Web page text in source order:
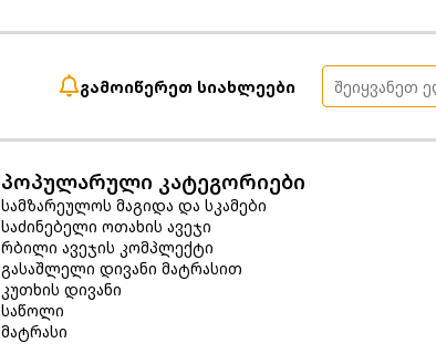
გამოიწერეთ სიახლეები
პოპულარული კატეგორიები
სამზარეულოს მაგიდა და სკამები
საძინებელი ოთახის ავეჯი
რბილი ავეჯის კომპლექტი
გასაშლელი დივანი მატრასით
კუთხის დივანი
საწოლი
მატრასი